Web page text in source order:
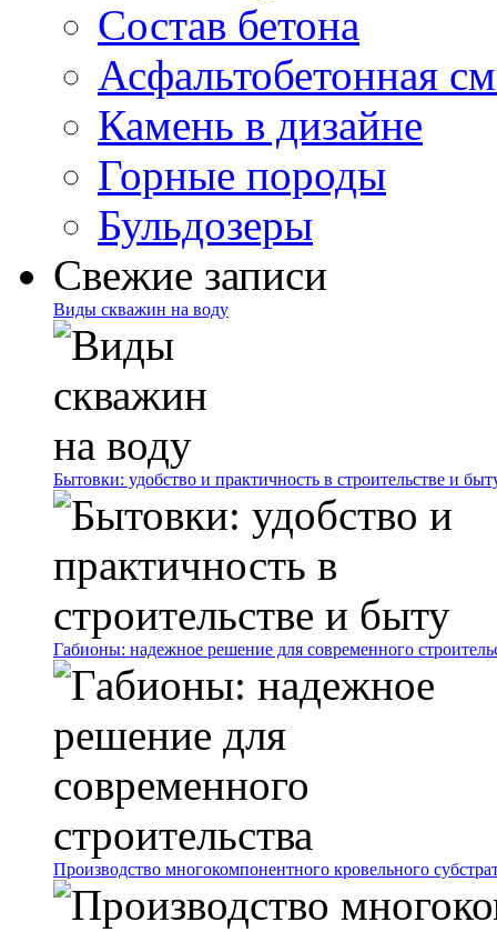
Состав бетона
Асфальтобетонная
Камень в дизайне
Горные породы
Бульдозеры
Свежие записи
Виды скважин на воду
Бытовки: удобство и практичность в строительстве и
Габионы: надежное решение для современного
Производство многокомпонентного кровельного